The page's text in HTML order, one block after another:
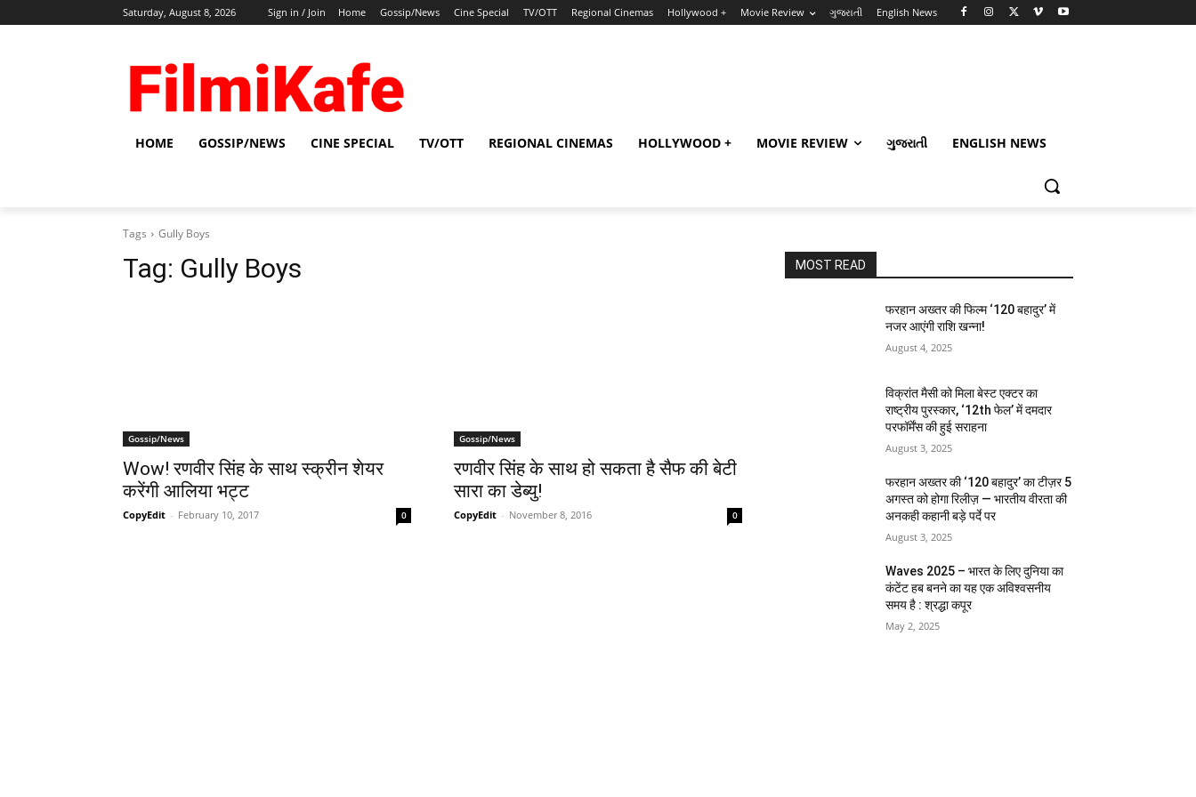
Saturday, August 8, 2026 Sign in / Join Home Gossip/News Cine Special TV/OTT Regional Cinemas Hollywood + Movie Review ગુજરાતી English News
HOME GOSSIP/NEWS CINE SPECIAL TV/OTT REGIONAL CINEMAS HOLLYWOOD + MOVIE REVIEW ગુજરાતી ENGLISH NEWS
Tags Gully Boys
Tag: Gully Boys
Gossip/News
Wow! रणवीर सिंह के साथ स्‍क्रीन शेयर
करेंगी आलिया भट्ट
CopyEdit - February 10, 2017 0
Gossip/News
रणवीर सिंह के साथ हो सकता है सैफ की बेटी
सारा का डेब्‍यु!
CopyEdit - November 8, 2016 0
MOST READ
फरहान अख्तर की फिल्म ‘120 बहादुर’ में
नजर आएंगी राशि खन्ना!
August 4, 2025
विक्रांत मैसी को मिला बेस्ट एक्टर का
राष्ट्रीय पुरस्कार, ‘12th फेल’ में दमदार
परफॉर्मेंस की हुई सराहना
August 3, 2025
फरहान अख्तर की ‘120 बहादुर’ का टीज़र 5
अगस्त को होगा रिलीज़ — भारतीय वीरता की
अनकही कहानी बड़े पर्दे पर
August 3, 2025
Waves 2025 – भारत के लिए दुनिया का
कंटेंट हब बनने का यह एक अविश्वसनीय
समय है : श्रद्धा कपूर
May 2, 2025